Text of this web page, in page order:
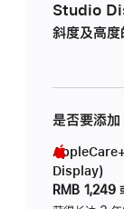
Studio
斜度及高度
是否要添
AppleCare+
Display)
RMB 1,249